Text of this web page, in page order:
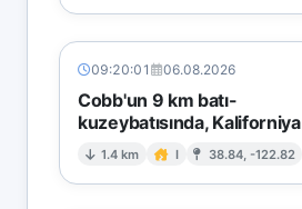
09:20:01 06.08.2026
Cobb'un 9 km batı-
kuzeybatısında, Kaliforniya
1.4 km I 38.84, -122.82